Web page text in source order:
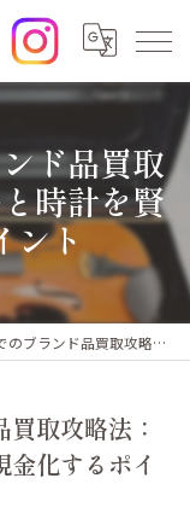
ド品買取
時計を賢
ント
法：アクセサリーと時計を賢く現金化するポイント
取攻略法：
化するポイ